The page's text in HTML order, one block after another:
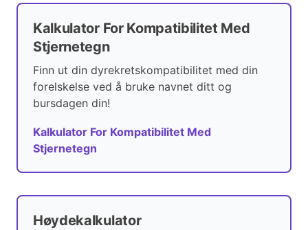
Kalkulator For Kompatibilitet Med
Stjernetegn
Finn ut din dyrekretskompatibilitet med din
forelskelse ved å bruke navnet ditt og
bursdagen din!
Kalkulator For Kompatibilitet Med
Stjernetegn
Høydekalkulator